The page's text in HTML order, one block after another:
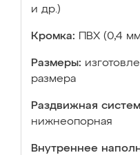
и др.)
Кромка: ПВХ (0,4
Размеры:
размера
Раздвижная
нижнеопорная
Внутреннее